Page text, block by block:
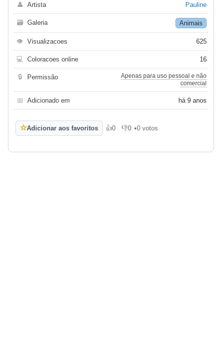
👤 Artista Pauline
🗃 Galeria Animais
👁 Visualizacoes 625
💻 Coloracoes online 16
🔒 Permissão
Apenas para uso pessoal e não
comercial
📅 Adicionado em há 9 anos
☆Adicionar aos favoritos 👍0
Gosto👎0
Não gosto
•0 votos